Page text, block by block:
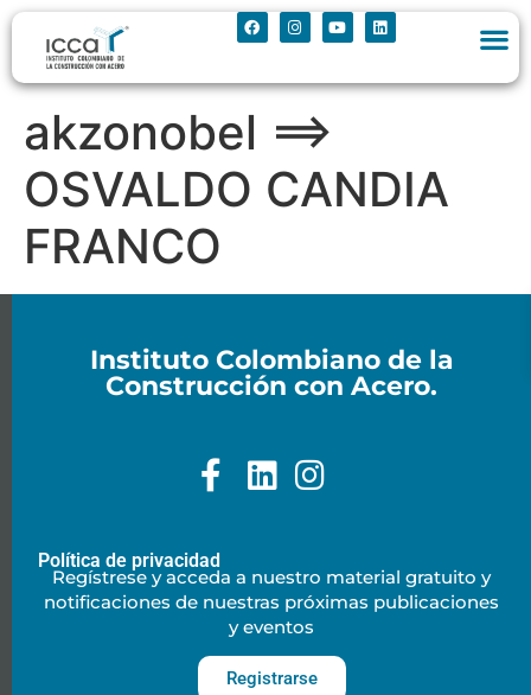
akzonobel ==>
OSVALDO CANDIA
FRANCO
Instituto Colombiano de la
Construcción con Acero.
Política de privacidad
Regístrese y acceda a nuestro material gratuito y
notificaciones de nuestras próximas publicaciones
y eventos
Registrarse